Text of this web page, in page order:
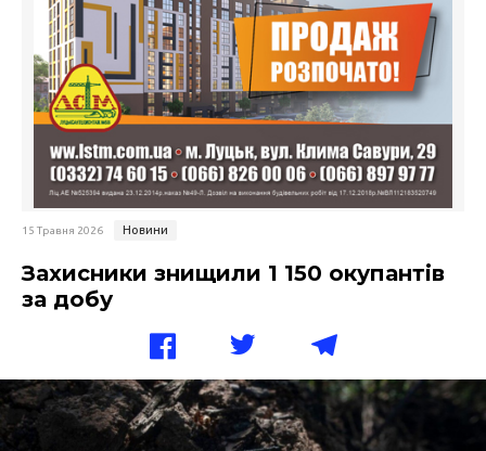
15 Травня 2026 Новини
Захисники знищили 1 150 окупантів
за добу